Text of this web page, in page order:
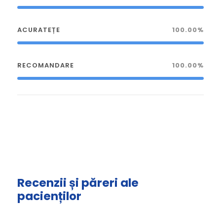
ACURATEȚE 100.00%
RECOMANDARE 100.00%
Recenzii și păreri ale
pacienților